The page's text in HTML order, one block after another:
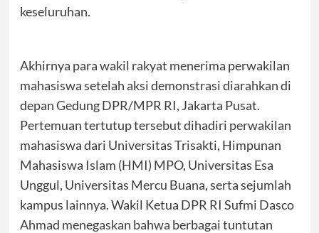
keseluruhan.
Akhirnya para wakil rakyat menerima perwakilan
mahasiswa setelah aksi demonstrasi diarahkan di
depan Gedung DPR/MPR RI, Jakarta Pusat.
Pertemuan tertutup tersebut dihadiri perwakilan
mahasiswa dari Universitas Trisakti, Himpunan
Mahasiswa Islam (HMI) MPO, Universitas Esa
Unggul, Universitas Mercu Buana, serta sejumlah
kampus lainnya. Wakil Ketua DPR RI Sufmi Dasco
Ahmad menegaskan bahwa berbagai tuntutan